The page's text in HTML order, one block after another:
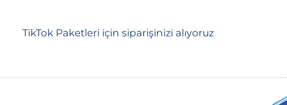
TikTok Paketleri için siparişinizi alıyoruz